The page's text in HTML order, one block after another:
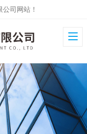
司网站！